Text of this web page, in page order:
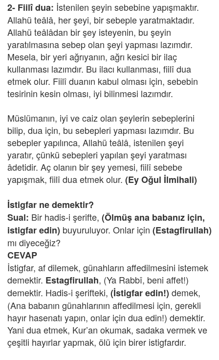
2- Fiilî dua: İstenilen şeyin sebebine yapışmaktır.
Allahü teâlâ, her şeyi, bir sebeple yaratmaktadır.
Allahü teâlâdan bir şey isteyenin, bu şeyin
yaratılmasına sebep olan şeyi yapması lazımdır.
Mesela, bir yeri ağrıyanın, ağrı kesici bir ilaç
kullanması lazımdır. Bu ilacı kullanması, fiilî dua
etmek olur. Fiilî duanın kabul olması için, sebebin
tesirinin kesin olması, iyi bilinmesi lazımdır.
Müslümanın, iyi ve caiz olan şeylerin sebeplerini
bilip, dua için, bu sebepleri yapması lazımdır. Bu
sebepler yapılınca, Allahü teâlâ, istenilen şeyi
yaratır, çünkü sebepleri yapılan şeyi yaratması
âdetidir. Aç olanın bir şey yemesi, fiilî sebebe
yapışmak, fiilî dua etmek olur. (Ey Oğul İlmihali)
İstigfar ne demektir?
Sual: Bir hadis-i şerifte, (Ölmüş ana babanız için,
istigfar edin) buyuruluyor. Onlar için (Estagfirullah)
mı diyeceğiz?
CEVAP
İstigfar, af dilemek, günahların affedilmesini istemek
demektir. Estagfirullah, (Ya Rabbî, beni affet!)
demektir. Hadis-i şerifteki, (İstigfar edin!) demek,
(Ana babanın günahlarının affedilmesi için, gerekli
hayır hasenatı yapın, onlar için dua edin!) demektir.
Yani dua etmek, Kur’an okumak, sadaka vermek ve
çeşitli hayırlar yapmak, ölü için birer istigfardır.